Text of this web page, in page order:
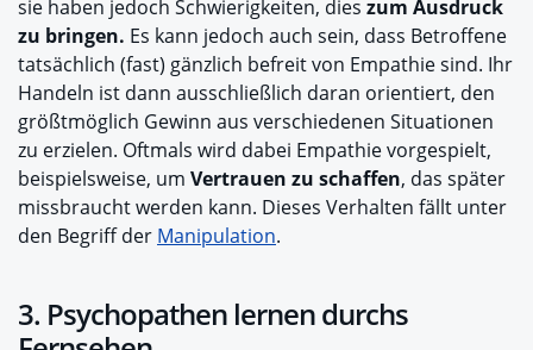
sie haben jedoch Schwierigkeiten, dies zum Ausdruck
zu bringen. Es kann jedoch auch sein, dass Betroffene
tatsächlich (fast) gänzlich befreit von Empathie sind. Ihr
Handeln ist dann ausschließlich daran orientiert, den
größtmöglich Gewinn aus verschiedenen Situationen
zu erzielen. Oftmals wird dabei Empathie vorgespielt,
beispielsweise, um Vertrauen zu schaffen, das später
missbraucht werden kann. Dieses Verhalten fällt unter
den Begriff der Manipulation.
3. Psychopathen lernen durchs